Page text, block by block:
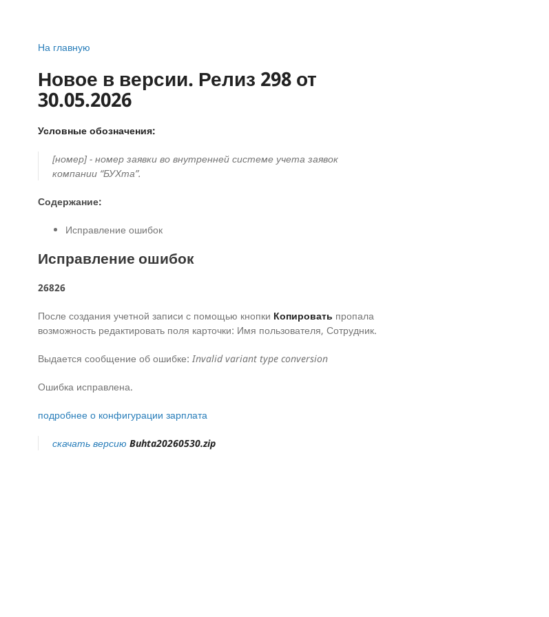
На главную
Новое в версии. Релиз 298 от
30.05.2026
Условные обозначения:
[номер] - номер заявки во внутренней системе учета заявок
компании “БУХта”.
Содержание:
Исправление ошибок
Исправление ошибок
26826
После создания учетной записи с помощью кнопки Копировать пропала
возможность редактировать поля карточки: Имя пользователя, Сотрудник.
Выдается сообщение об ошибке: Invalid variant type conversion
Ошибка исправлена.
подробнее о конфигурации зарплата
скачать версию Buhta20260530.zip